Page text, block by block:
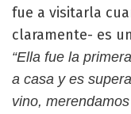
fue a visitarla
claramente- es
“Ella fue la
a casa y es
vino,